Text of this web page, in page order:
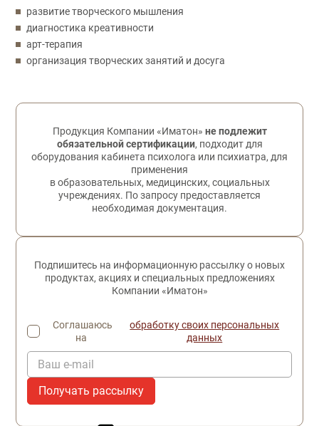
развитие творческого мышления
диагностика креативности
арт-терапия
организация творческих занятий и досуга
Обратная связь
Продукция Компании «Иматон» не подлежит
обязательной сертификации, подходит для
оборудования кабинета психолога или психиатра, для
применения
в образовательных, медицинских, социальных
учреждениях. По запросу предоставляется
необходимая документация.
Подпишитесь на информационную рассылку о новых
продуктах, акциях и специальных предложениях
Компании «Иматон»
Соглашаюсь
на
обработку своих персональных
данных
Ваш e-mail